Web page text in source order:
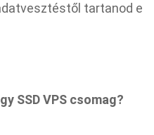
tartanod e
SSD VPS csomag?